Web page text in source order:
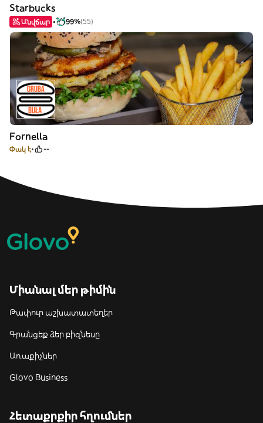
Starbucks
Անվճար 99%(55)
Fornella
Փակ է --
Միանալ մեր թիմին
Թափուր աշխատատեղեր
Գրանցեք ձեր բիզնեսը
Առաքիչներ
Glovo Business
Հետաքրքիր հղումներ